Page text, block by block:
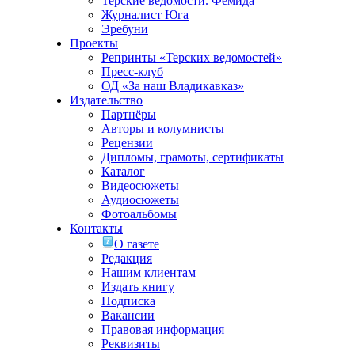
Журналист Юга
Эребуни
Проекты
Репринты «Терских ведомостей»
Пресс-клуб
ОД «За наш Владикавказ»
Издательство
Партнёры
Авторы и колумнисты
Рецензии
Дипломы, грамоты, сертификаты
Каталог
Видеосюжеты
Аудиосюжеты
Фотоальбомы
Контакты
О газете
Редакция
Нашим клиентам
Издать книгу
Подписка
Вакансии
Правовая информация
Реквизиты